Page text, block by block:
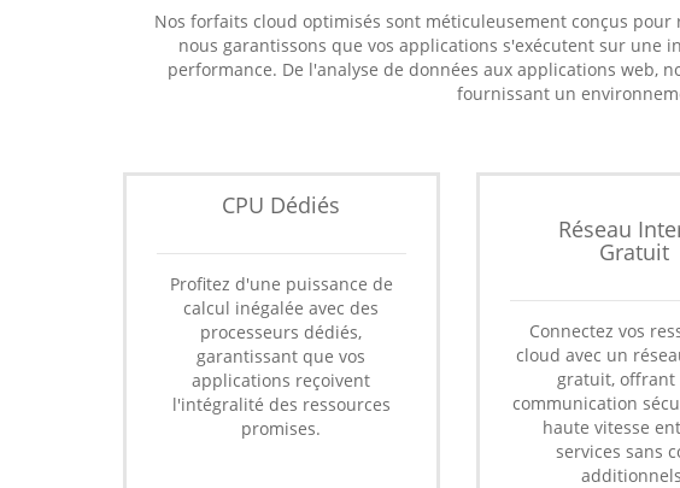
Nos forfaits cloud optimisés sont méticuleusement conçus
nous garantissons que vos applications s'exécutent sur une
performance. De l'analyse de données aux applications web,
fournissant un
CPU Dédiés
Profitez d'une puissance de
calcul inégalée avec des
processeurs dédiés,
garantissant que vos
applications reçoivent
l'intégralité des ressources
promises.
Réseau
Gratuit
Connectez vos
cloud avec un
gratuit, offrant
communication
haute vitesse
services sans